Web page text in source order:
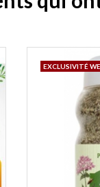
EXCLUSIVITÉ